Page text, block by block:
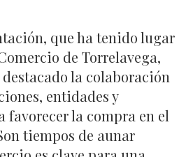
que ha tenido lugar
de Torrelavega,
la colaboración
entidades y
favorecer la compra en el
tiempos de aunar